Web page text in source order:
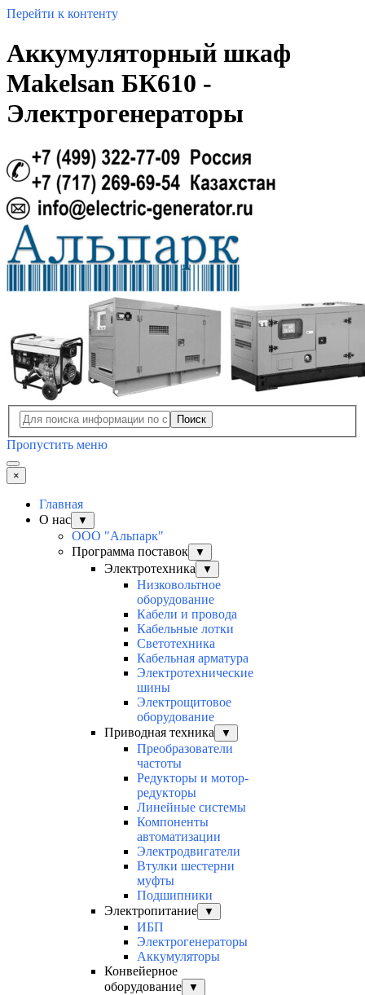
Перейти к контенту
Аккумуляторный шкаф
Makelsan БК610 -
Электрогенераторы
Поиск
Пропустить меню
×
Главная
О нас
▼
ООО "Альпарк"
Программа поставок
▼
Электротехника ▼
Низковольтное
оборудование
Кабели и провода
Кабельные лотки
Светотехника
Кабельная арматура
Электротехнические
шины
Электрощитовое
оборудование
Приводная техника
▼
Преобразователи
частоты
Редукторы и мотор-
редукторы
Линейные системы
Компоненты
автоматизации
Электродвигатели
Втулки шестерни
муфты
Подшипники
Электропитание
▼
ИБП
Электрогенераторы
Аккумуляторы
Конвейерное
оборудование
▼